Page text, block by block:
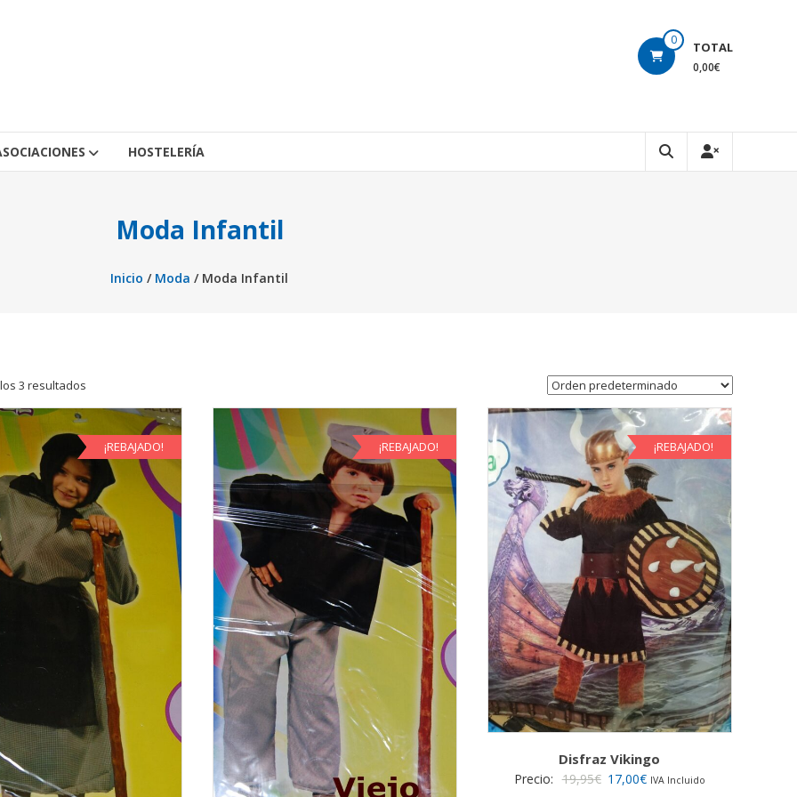
0 TOTAL
0,00€
HOSTELERÍA
Moda Infantil
Inicio / Moda / Moda Infantil
3 resultados
¡REBAJADO! ¡REBAJADO! ¡REBAJADO!
Disfraz Vikingo
Precio: 19,95€ El17,00€ElIVA Incluido